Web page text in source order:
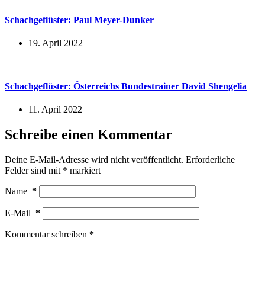
Schachgeflüster: Paul Meyer-Dunker
19. April 2022
Schachgeflüster: Österreichs Bundestrainer David Shengelia
11. April 2022
Schreibe einen Kommentar
Deine E-Mail-Adresse wird nicht veröffentlicht. Erforderliche
Felder sind mit * markiert
Name *
E-Mail *
Kommentar schreiben *